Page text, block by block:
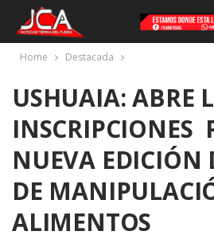
Home Destacada
USHUAIA: ABRE
INSCRIPCIONES
NUEVA EDICIÓN
DE
ALIMENTOS